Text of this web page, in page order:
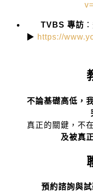
TVBS 專訪
▶ https://
不論基礎高低，
真正的關鍵，不
及被真
預約諮詢與